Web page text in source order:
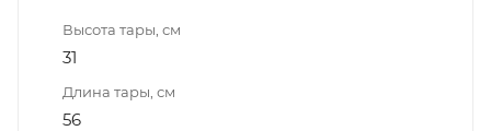
Высота тары, см
31
Длина тары, см
56